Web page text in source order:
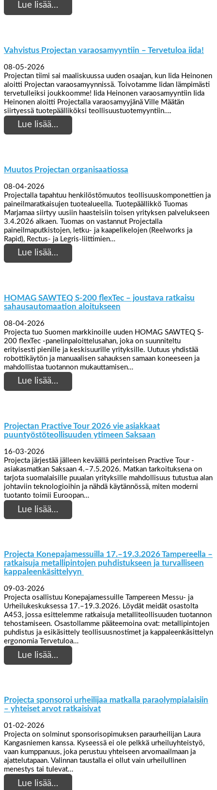
Lue lisää…
Vahvistus Projectan varaosamyyntiin – Tervetuloa iida!
08-05-2026
Projectan tiimi sai maaliskuussa uuden osaajan, kun Iida Heinonen
aloitti Projectan varaosamyynnissä. Toivotamme Iidan lämpimästi
tervetulleiksi joukkoomme! Iida Heinonen varaosamyyntiin Iida
Heinonen aloitti Projectalla varaosamyyjänä Ville Määtän
siirtyessä tuotepäälliköksi teollisuustuotemyyntiin….
Lue lisää…
Muutos Projectan organisaatiossa
08-04-2026
Projectalla tapahtuu henkilöstömuutos teollisuuskomponettien ja
paineilmaratkaisujen tuotealueella. Tuotepäällikkö Tuomas
Marjamaa siirtyy uusiin haasteisiin toisen yrityksen palvelukseen
3.4.2026 alkaen. Tuomas on vastannut Projectalla
paineilmaputkistojen, letku- ja kaapelikelojen (Reelworks ja
Rapid), Rectus- ja Legris-liittimien…
Lue lisää…
HOMAG SAWTEQ S-200 flexTec – joustava ratkaisu
sahausautomaation aloitukseen
08-04-2026
Projecta tuo Suomen markkinoille uuden HOMAG SAWTEQ S-
200 flexTec -panelinpaloittelusahan, joka on suunniteltu
erityisesti pienille ja keskisuurille yrityksille. Uutuus yhdistää
robottikäytön ja manuaalisen sahauksen samaan koneeseen ja
mahdollistaa tuotannon mukauttamisen…
Lue lisää…
Projectan Practive Tour 2026 vie asiakkaat
puuntyöstöteollisuuden ytimeen Saksaan
16-03-2026
Projecta järjestää jälleen keväällä perinteisen Practive Tour -
asiakasmatkan Saksaan 4.–7.5.2026. Matkan tarkoituksena on
tarjota suomalaisille puualan yrityksille mahdollisuus tutustua alan
johtaviin teknologioihin ja nähdä käytännössä, miten moderni
tuotanto toimii Euroopan…
Lue lisää…
Projecta Konepajamessuilla 17.–19.3.2026 Tampereella –
ratkaisuja metallipintojen puhdistukseen ja turvalliseen
kappaleenkäsittelyyn
09-03-2026
Projecta osallistuu Konepajamessuille Tampereen Messu- ja
Urheilukeskuksessa 17.–19.3.2026. Löydät meidät osastolta
A453, jossa esittelemme ratkaisuja metalliteollisuuden tuotannon
tehostamiseen. Osastollamme pääteemoina ovat: metallipintojen
puhdistus ja esikäsittely teollisuusnostimet ja kappaleenkäsittelyn
ergonomia Tervetuloa…
Lue lisää…
Projecta sponsoroi urheilijaa matkalla paraolympialaisiin
– yhteiset arvot ratkaisivat
01-02-2026
Projecta on solminut sponsorisopimuksen paraurheilijan Laura
Kangasniemen kanssa. Kyseessä ei ole pelkkä urheiluyhteistyö,
vaan kumppanuus, joka perustuu yhteiseen arvomaailmaan ja
ajattelutapaan. Valinnan taustalla ei ollut vain urheilullinen
menestys tai tulevat…
Lue lisää…